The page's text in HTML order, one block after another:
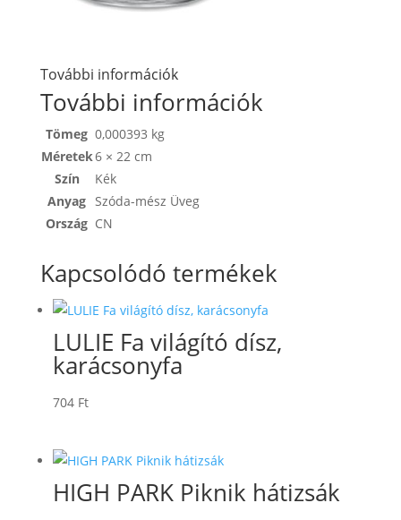
További információk
További információk
Tömeg 0,000393 kg
Méretek6 × 22 cm
Szín
Kék
Anyag Szóda-mész Üveg
Ország CN
Kapcsolódó termékek
LULIE Fa világító dísz,
karácsonyfa
704 Ft
HIGH PARK Piknik hátizsák